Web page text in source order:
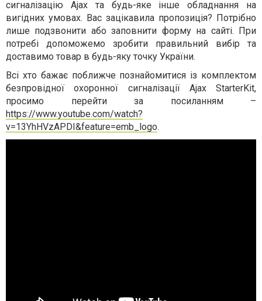
сигналізацію Ajax та будь-яке інше обладнання на
вигідних умовах. Вас зацікавила пропозиція? Потрібно
лише подзвонити або заповнити форму на сайті. При
потребі допоможемо зробити правильний вибір та
доставимо товар в будь-яку точку України.
Всі хто бажає поближче познайомитися із комплектом
безпровідної охоронної сигналізації Ajax StarterKit,
просимо перейти за посиланням –
https://www.youtube.com/watch?
v=13YhHVzAPDI&feature=emb_logo.